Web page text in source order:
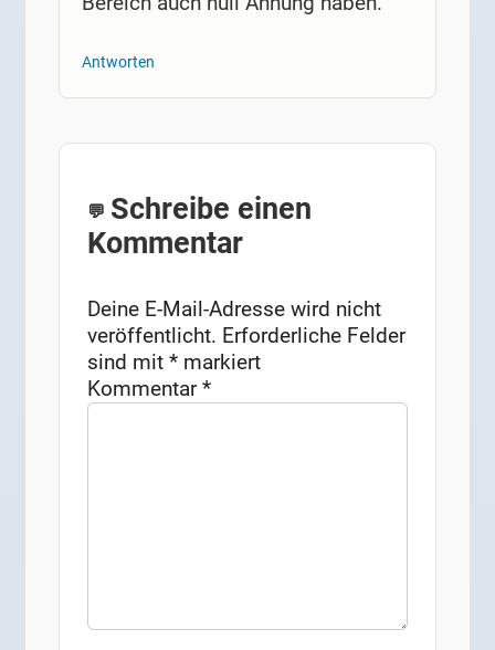
Antworten
Schreibe einen
Kommentar
Deine E-Mail-Adresse wird nicht
veröffentlicht. Erforderliche Felder
sind mit* markiert
Kommentar*